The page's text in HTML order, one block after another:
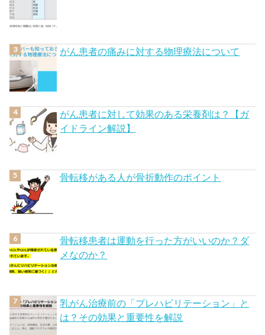
がん患者の痛みに対する物理療法について
がん患者に対して効果のある栄養剤は？【ガ
イドライン解説】
骨転移がある人が骨折動作のポイント
骨転移患者は運動を行った方がいいのか？ダ
メなのか？
乳がん治療前の「プレハビリテーション」と
は？その効果と重要性を解説